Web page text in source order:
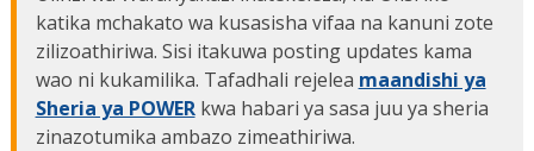
katika mchakato wa kusasisha vifaa na kanuni zote
zilizoathiriwa. Sisi itakuwa posting updates kama
wao ni kukamilika. Tafadhali rejelea maandishi ya
Sheria ya POWERkwa habari ya sasa juu ya sheria
zinazotumika ambazo zimeathiriwa.